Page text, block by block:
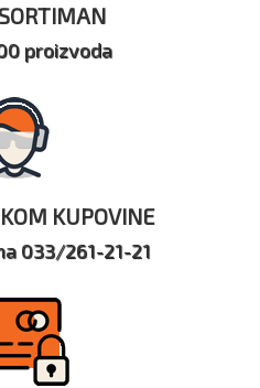
proizvoda
KUPOVINE
033/261-21-21